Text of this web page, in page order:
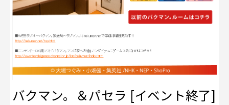
バクマン。＆パセラ [イベント終了]